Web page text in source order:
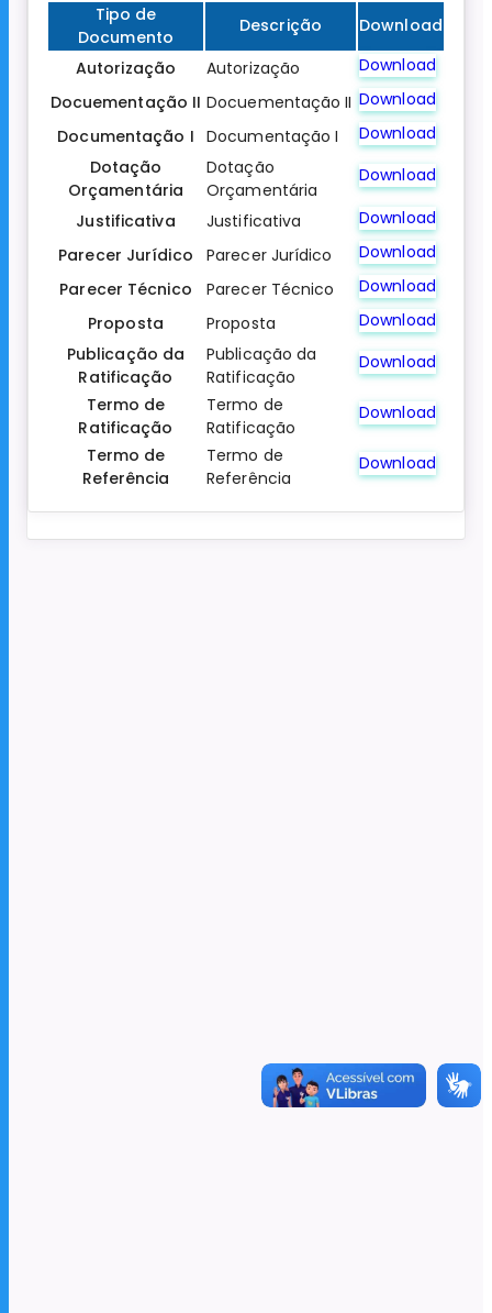
Tipo de
Documento
Descrição
Download
Autorização
Autorização
Download
Docuementação II Docuementação II Download
Documentação I Documentação I
Download
Dotação
Orçamentária
Dotação
Orçamentária
Download
Justificativa Justificativa
Download
Parecer Jurídico
Parecer Jurídico
Download
Parecer Técnico
Parecer Técnico
Download
Proposta
Proposta
Download
Publicação da
Ratificação
Publicação da
Ratificação
Download
Termo de
Ratificação
Termo de
Ratificação
Download
Termo de
Referência
Termo de
Referência
Download